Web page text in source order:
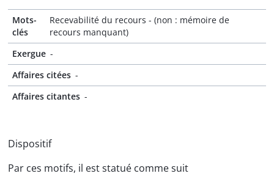
Mots-
clés
Recevabilité du recours - (non : mémoire de
recours manquant)
Exergue -
Affaires citées -
Affaires citantes -
Dispositif
Par ces motifs, il est statué comme suit